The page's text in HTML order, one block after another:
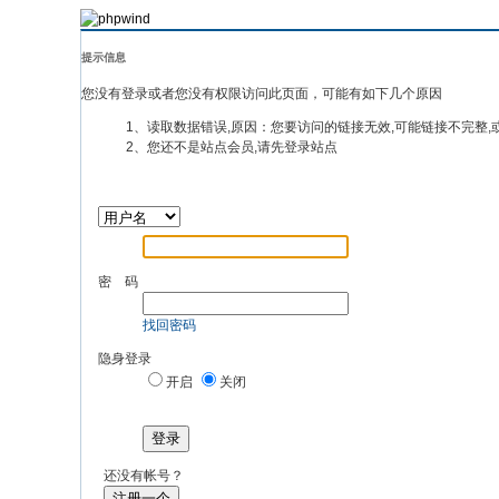
提示信息
您没有登录或者您没有权限访问此页面，可能有如下几个原因
1、读取数据错误,原因：您要访问的链接无效,可能链接不完整,
2、您还不是站点会员,请先登录站点
密 码
找回密码
隐身登录
开启
关闭
登录
还没有帐号？